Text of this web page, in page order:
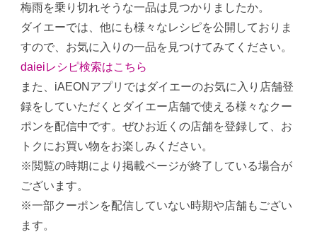
梅雨を乗り切れそうな一品は見つかりましたか。
ダイエーでは、他にも様々なレシピを公開しておりま
すので、お気に入りの一品を見つけてみてください。
daieiレシピ検索はこちら
また、iAEONアプリではダイエーのお気に入り店舗登
録をしていただくとダイエー店舗で使える様々なクー
ポンを配信中です。ぜひお近くの店舗を登録して、お
トクにお買い物をお楽しみください。
※閲覧の時期により掲載ページが終了している場合が
ございます。
※一部クーポンを配信していない時期や店舗もござい
ます。